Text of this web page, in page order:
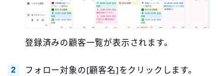
登録済みの顧客一覧が表示されます。
フォロー対象の[顧客名]をクリックします。